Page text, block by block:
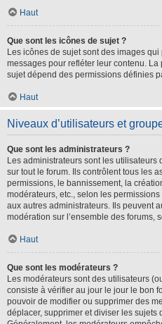
Haut
Que sont les icônes de sujet ?
Les icônes de sujet sont des images
messages pour refléter leur contenu. La
sujet dépend des permissions définies
Haut
Niveaux d’utilisateurs et
Que sont les administrateurs ?
Les administrateurs sont les
sur tout le forum. Ils contrôlent tous les
permissions, le bannissement, la
modérateurs, etc., selon les
aux autres administrateurs. Ils peuvent
modération sur l’ensemble des forums,
Haut
Que sont les modérateurs ?
Les modérateurs sont des utilisateurs
consiste à vérifier au jour le jour le bon
pouvoir de modifier ou supprimer des
déplacer, supprimer et diviser les sujets